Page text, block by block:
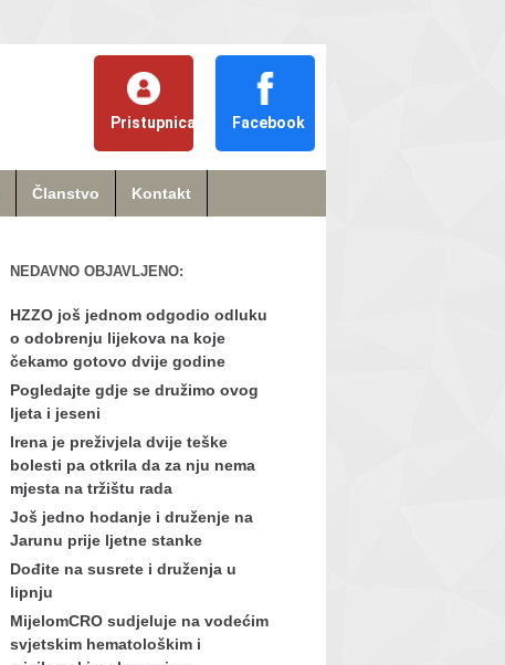
Pristupnica Facebook
Članstvo Kontakt
NEDAVNO OBJAVLJENO:
HZZO još jednom odgodio odluku
o odobrenju lijekova na koje
čekamo gotovo dvije godine
Pogledajte gdje se družimo ovog
ljeta i jeseni
Irena je preživjela dvije teške
bolesti pa otkrila da za nju nema
mjesta na tržištu rada
Još jedno hodanje i druženje na
Jarunu prije ljetne stanke
Dođite na susrete i druženja u
lipnju
MijelomCRO sudjeluje na vodećim
svjetskim hematološkim i